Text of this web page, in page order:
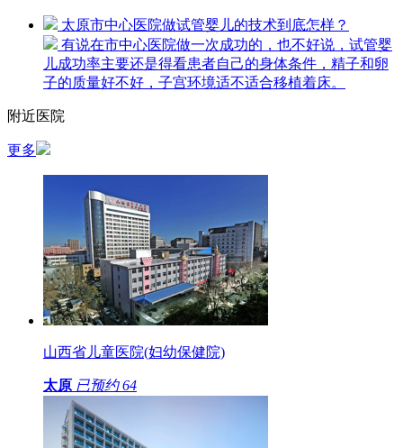
太原市中心医院做试管婴儿的技术到底怎样？
有说在市中心医院做一次成功的，也不好说，试管婴
儿成功率主要还是得看患者自己的身体条件，精子和卵
子的质量好不好，子宫环境适不适合移植着床。
附近医院
更多
山西省儿童医院(妇幼保健院)
太原 已预约 64